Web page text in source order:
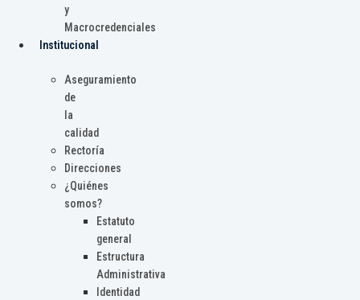
y
Macrocredenciales
Institucional
Aseguramiento
de
la
calidad
Rectoría
Direcciones
¿Quiénes
somos?
Estatuto
general
Estructura
Administrativa
Identidad